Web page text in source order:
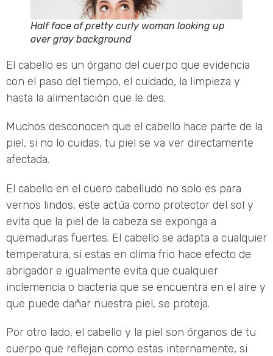
Half face of pretty curly woman looking up
over gray background
El cabello es un órgano del cuerpo que evidencia
con el paso del tiempo, el cuidado, la limpieza y
hasta la alimentación que le des.
Muchos desconocen que el cabello hace parte de la
piel, si no lo cuidas, tu piel se va ver directamente
afectada.
El cabello en el cuero cabelludo no solo es para
vernos lindos, este actúa como protector del sol y
evita que la piel de la cabeza se exponga a
quemaduras fuertes. El cabello se adapta a cualquier
temperatura, si estas en clima frio hace efecto de
abrigador e igualmente evita que cualquier
inclemencia o bacteria que se encuentra en el aire y
que puede dañar nuestra piel, se proteja.
Por otro lado, el cabello y la piel son órganos de tu
cuerpo que reflejan como estas internamente, si